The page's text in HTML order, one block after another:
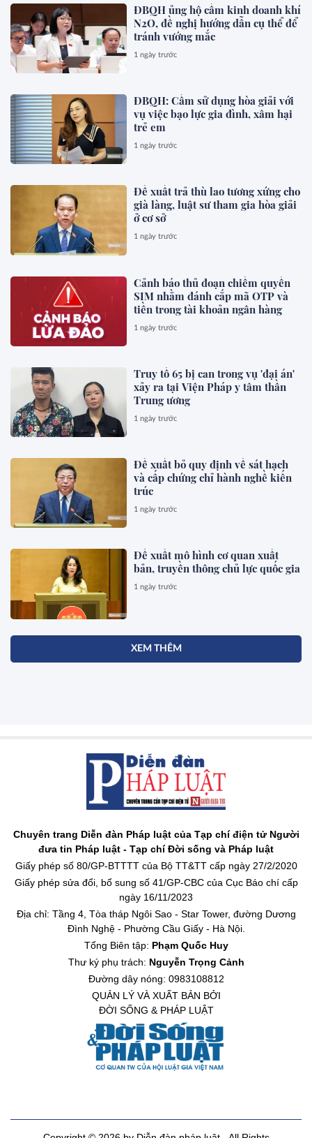
ĐBQH ủng hộ cấm kinh doanh khí
N2O, đề nghị hướng dẫn cụ thể để
tránh vướng mắc
1 ngày trước
ĐBQH: Cấm sử dụng hòa giải với
vụ việc bạo lực gia đình, xâm hại
trẻ em
1 ngày trước
Đề xuất trả thù lao tương xứng cho
già làng, luật sư tham gia hòa giải
ở cơ sở
1 ngày trước
Cảnh báo thủ đoạn chiếm quyền
SIM nhằm đánh cắp mã OTP và
tiền trong tài khoản ngân hàng
1 ngày trước
Truy tố 65 bị can trong vụ 'đại án'
xảy ra tại Viện Pháp y tâm thần
Trung ương
1 ngày trước
Đề xuất bỏ quy định về sát hạch
và cấp chứng chỉ hành nghề kiến
trúc
1 ngày trước
Đề xuất mô hình cơ quan xuất
bản, truyền thông chủ lực quốc gia
1 ngày trước
XEM THÊM
Chuyên trang Diễn đàn Pháp luật của Tạp chí điện tử Người
đưa tin Pháp luật - Tạp chí Đời sống và Pháp luật
Giấy phép số 80/GP-BTTTT của Bộ TT&TT cấp ngày 27/2/2020
Giấy phép sửa đổi, bổ sung số 41/GP-CBC của Cục Báo chí cấp
ngày 16/11/2023
Địa chỉ: Tầng 4, Tòa tháp Ngôi Sao - Star Tower, đường Dương
Đình Nghệ - Phường Cầu Giấy - Hà Nội.
Tổng Biên tập: Phạm Quốc Huy
Thư ký phụ trách: Nguyễn Trọng Cảnh
Đường dây nóng: 0983108812
QUẢN LÝ VÀ XUẤT BẢN BỞI
ĐỜI SỐNG & PHÁP LUẬT